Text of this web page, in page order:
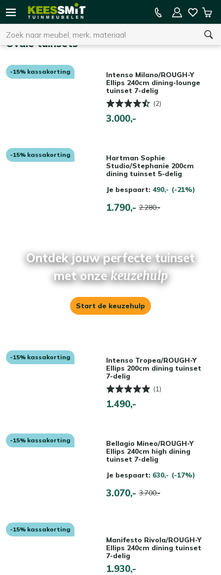
Kees
Tuinmeubelen
Zoeken
U heeft geen product(en) in uw winkelwagen.
15% kassakorting op de hele collectie
Ovale tuinsets
-15% kassakorting
Intenso Milano/ROUGH-Y
Ellips 240cm dining-lounge
tuinset 7-delig
(2)
3.000,-
-15% kassakorting
Hartman Sophie
Studio/Stephanie 200cm
dining tuinset 5-delig
Je bespaart: 490,- (-21%)
1.790,- 2.280,-
Ontdek jouw perfecte tuinset
met onzekeuzehulp
Start de keuzehulp
-15% kassakorting
Intenso Tropea/ROUGH-Y
Ellips 200cm dining tuinset
7-delig
(1)
1.490,-
-15% kassakorting
Bellagio Mineo/ROUGH-Y
Ellips 240cm high dining
tuinset 7-delig
Je bespaart: 630,- (-17%)
3.070,- 3.700,-
-15% kassakorting
Manifesto Rivola/ROUGH-Y
Ellips 240cm dining tuinset
7-delig
1.930,-